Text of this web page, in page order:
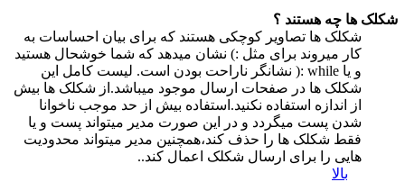
شکلک ها چه هستند ؟
شکلک ها تصاویر کوچکی هستند که برای بیان احساسات به
کار میروند برای مثل :) نشان میدهد که شما خوشحال هستید
و یا while :( نشانگر ناراحت بودن است. لیست کامل این
شکلک ها در صفحات ارسال موجود میباشد.از شکلک ها بیش
از اندازه استفاده نکنید.استفاده بیش از حد موجب ناخوانا
شدن پست میگردد و در این صورت مدیر میتواند پست و یا
فقط شکلک ها را حذف کند،همچنین مدیر میتواند محدودیت
هایی را برای ارسال شکلک اعمال کند..
بالا